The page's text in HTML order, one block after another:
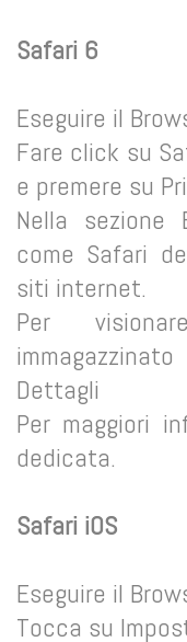
Safari 6
Eseguire il
Fare click su
e premere su
Nella sezione
come Safari
siti internet.
Per
Dettagli
Per maggiori
dedicata.
Safari iOS
Eseguire il
Tocca su